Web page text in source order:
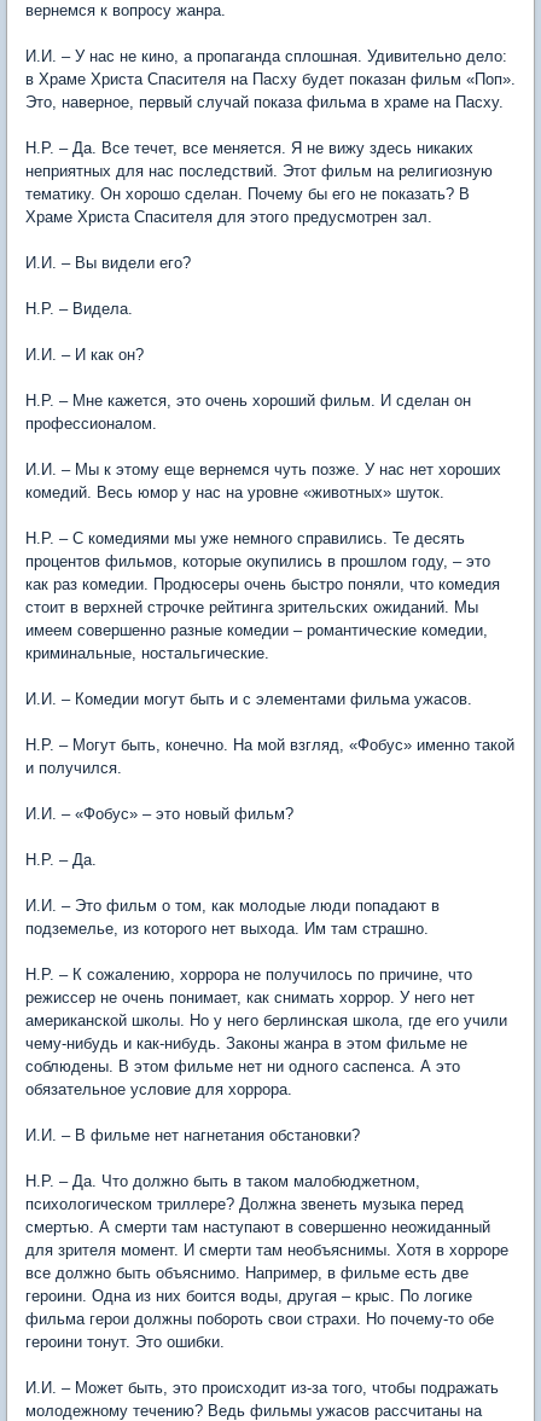
вернемся к вопросу жанра.
И.И. – У нас не кино, а пропаганда сплошная. Удивительно дело:
в Храме Христа Спасителя на Пасху будет показан фильм «Поп».
Это, наверное, первый случай показа фильма в храме на Пасху.
Н.Р. – Да. Все течет, все меняется. Я не вижу здесь никаких
неприятных для нас последствий. Этот фильм на религиозную
тематику. Он хорошо сделан. Почему бы его не показать? В
Храме Христа Спасителя для этого предусмотрен зал.
И.И. – Вы видели его?
Н.Р. – Видела.
И.И. – И как он?
Н.Р. – Мне кажется, это очень хороший фильм. И сделан он
профессионалом.
И.И. – Мы к этому еще вернемся чуть позже. У нас нет хороших
комедий. Весь юмор у нас на уровне «животных» шуток.
Н.Р. – С комедиями мы уже немного справились. Те десять
процентов фильмов, которые окупились в прошлом году, – это
как раз комедии. Продюсеры очень быстро поняли, что комедия
стоит в верхней строчке рейтинга зрительских ожиданий. Мы
имеем совершенно разные комедии – романтические комедии,
криминальные, ностальгические.
И.И. – Комедии могут быть и с элементами фильма ужасов.
Н.Р. – Могут быть, конечно. На мой взгляд, «Фобус» именно такой
и получился.
И.И. – «Фобус» – это новый фильм?
Н.Р. – Да.
И.И. – Это фильм о том, как молодые люди попадают в
подземелье, из которого нет выхода. Им там страшно.
Н.Р. – К сожалению, хоррора не получилось по причине, что
режиссер не очень понимает, как снимать хоррор. У него нет
американской школы. Но у него берлинская школа, где его учили
чему-нибудь и как-нибудь. Законы жанра в этом фильме не
соблюдены. В этом фильме нет ни одного саспенса. А это
обязательное условие для хоррора.
И.И. – В фильме нет нагнетания обстановки?
Н.Р. – Да. Что должно быть в таком малобюджетном,
психологическом триллере? Должна звенеть музыка перед
смертью. А смерти там наступают в совершенно неожиданный
для зрителя момент. И смерти там необъяснимы. Хотя в хорроре
все должно быть объяснимо. Например, в фильме есть две
героини. Одна из них боится воды, другая – крыс. По логике
фильма герои должны побороть свои страхи. Но почему-то обе
героини тонут. Это ошибки.
И.И. – Может быть, это происходит из-за того, чтобы подражать
молодежному течению? Ведь фильмы ужасов рассчитаны на